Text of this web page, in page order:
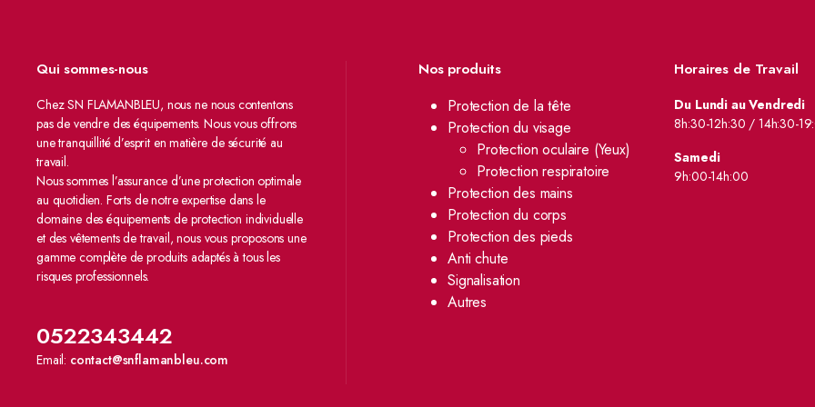
Qui sommes-nous
Chez SN FLAMANBLEU, nous ne nous contentons
pas de vendre des équipements. Nous vous offrons
une tranquillité d’esprit en matière de sécurité au
travail.
Nous sommes l’assurance d’une protection optimale
au quotidien. Forts de notre expertise dans le
domaine des équipements de protection individuelle
et des vêtements de travail, nous vous proposons une
gamme complète de produits adaptés à tous les
risques professionnels.
0522343442
Email: contact@snflamanbleu.com
Nos produits
Protection de la tête
Protection du visage
Protection oculaire (Yeux)
Protection respiratoire
Protection des mains
Protection du corps
Protection des pieds
Anti chute
Signalisation
Autres
Horaires de Travail
Du Lundi au Vendredi
8h:30-12h:30 / 14h:30-
Samedi
9h:00-14h:00